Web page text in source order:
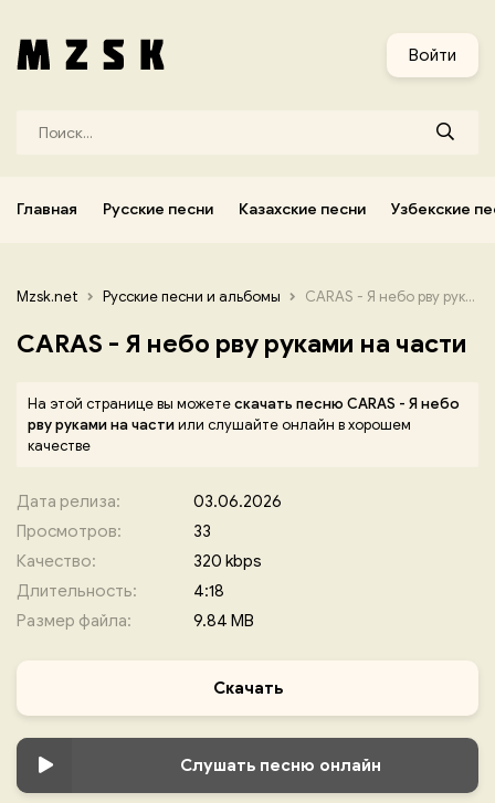
Войти
Главная Русские песни Казахские песни Узбекские
Mzsk.net Русские песни и альбомы CARAS - Я небо рву руками на части
CARAS - Я небо рву руками на части
На этой странице вы можетескачать песню CARAS - Я небо
рву руками на частиили слушайте онлайн в хорошем
качестве
Дата релиза:
03.06.2026
Просмотров:
33
Качество:
320 kbps
Длительность:
4:18
Размер файла:
9.84 MB
Скачать
Слушать песню онлайн
Узбекские песни Корейские песни